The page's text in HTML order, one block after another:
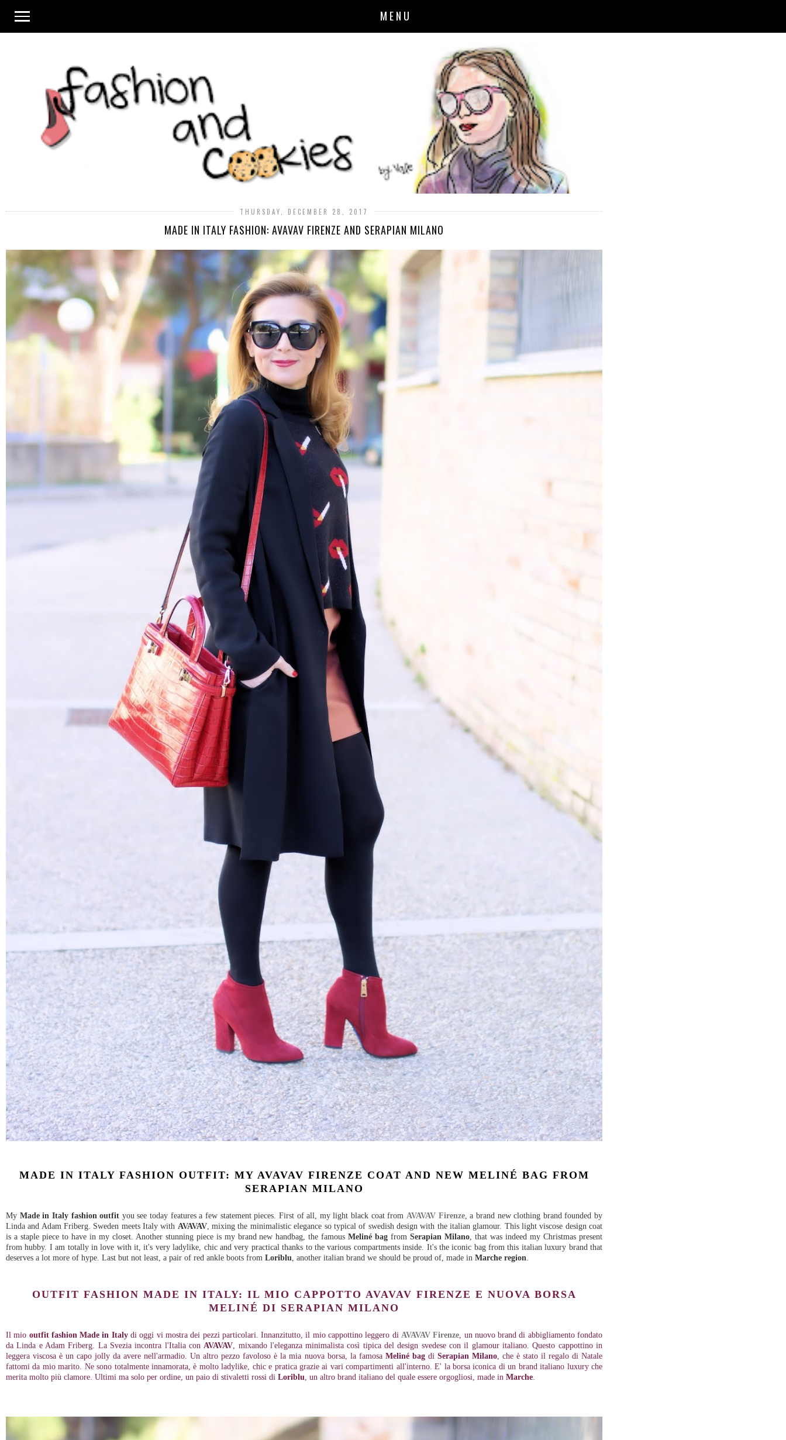
MENU
THURSDAY, DECEMBER 28, 2017
MADE IN ITALY FASHION: AVAVAV FIRENZE AND SERAPIAN MILANO
MADE IN ITALY FASHION OUTFIT: MY AVAVAV FIRENZE COAT AND NEW MELINÉ BAG FROM
SERAPIAN MILANO
My Made in Italy fashion outfit you see today features a few statement pieces. First of all, my light black coat from AVAVAV Firenze, a brand new clothing brand founded by
Linda and Adam Friberg. Sweden meets Italy with AVAVAV, mixing the minimalistic elegance so typical of swedish design with the italian glamour. This light viscose design coat
is a staple piece to have in my closet. Another stunning piece is my brand new handbag, the famousMeliné bag fromSerapian Milano , that was indeed my Christmas present
from hubby. I am totally in love with it, it's very ladylike, chic and very practical thanks to the various compartments inside. It's the iconic bag from this italian luxury brand that
deserves a lot more of hype. Last but not least, a pair of red ankle boots from Loriblu , another italian brand we should be proud of, made in Marche region
OUTFIT FASHION MADE IN ITALY: IL MIO CAPPOTTO AVAVAV FIRENZE E NUOVA BORSA
MELINÉ DI SERAPIAN MILANO
Il mio outfit fashion Made in Italydi oggi vi mostra dei pezzi particolari. Innanzitutto, il mio cappottino leggero di AVAVAV Firenze , un nuovo brand di abbigliamento fondato
da Linda e Adam Friberg. La Svezia incontra l'Italia con AVAVAV , mixando l'eleganza minimalista così tipica del design svedese con il glamour italiano. Questo cappottino in
leggera viscosa è un capo jolly da avere nell'armadio. Un altro pezzo favoloso è la mia nuova borsa, la famosa Meliné bagdi Serapian Milano, che è stato il regalo di Natale
fattomi da mio marito. Ne sono totalmente innamorata, è molto ladylike, chic e pratica grazie ai vari compartimenti all'interno. E' la borsa iconica di un brand italiano luxury che
merita molto più clamore. Ultimi ma solo per ordine, un paio di stivaletti rossi di Loriblu , un altro brand italiano del quale essere orgogliosi, made in Marche